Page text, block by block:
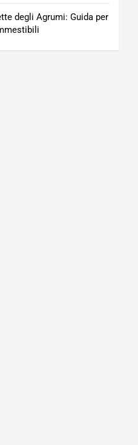
degli Agrumi: Guida per